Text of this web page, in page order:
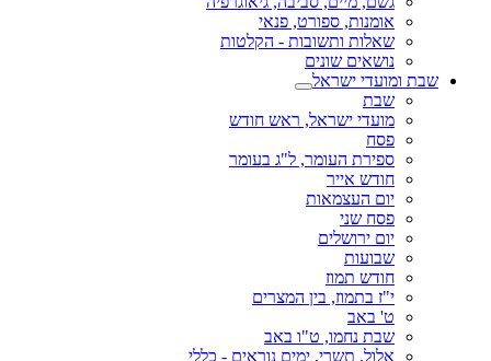
אומנות, ספורט, פנאי
שאלות ותשובות - הקלטות
נושאים שונים
שבת ומועדי ישראל
שבת
מועדי ישראל, ראש חודש
פסח
ספירת העומר, ל"ג בעומר
חודש אייר
יום העצמאות
פסח שני
יום ירושלים
שבועות
חודש תמוז
י"ז בתמוז, בין המצרים
ט' באב
שבת נחמו, ט"ו באב
אלול, תשרי, ימים נוראים - כללי